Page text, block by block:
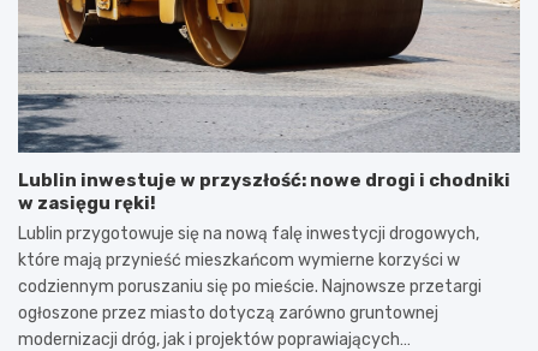
Lublin inwestuje w przyszłość: nowe drogi i chodniki
w zasięgu ręki!
Lublin przygotowuje się na nową falę inwestycji drogowych,
które mają przynieść mieszkańcom wymierne korzyści w
codziennym poruszaniu się po mieście. Najnowsze przetargi
ogłoszone przez miasto dotyczą zarówno gruntownej
modernizacji dróg, jak i projektów poprawiających…